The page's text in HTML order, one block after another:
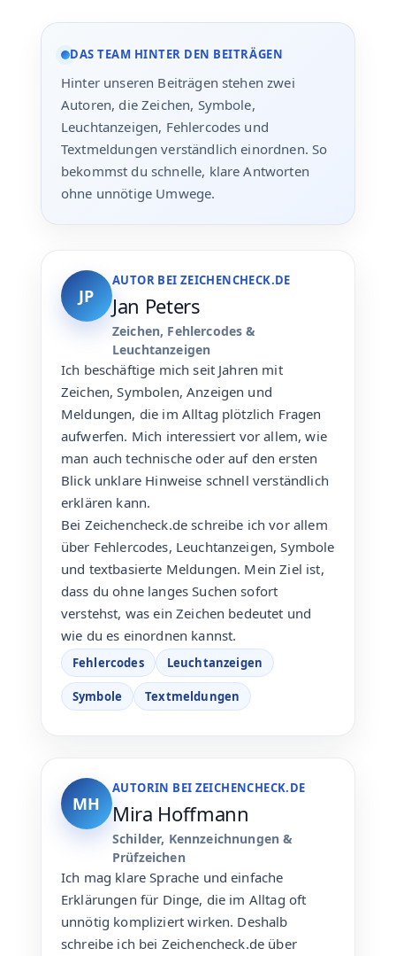
DAS TEAM HINTER DEN BEITRÄGEN
Hinter unseren Beiträgen stehen zwei
Autoren, die Zeichen, Symbole,
Leuchtanzeigen, Fehlercodes und
Textmeldungen verständlich einordnen. So
bekommst du schnelle, klare Antworten
ohne unnötige Umwege.
JP
AUTOR BEI ZEICHENCHECK.DE
Jan Peters
Zeichen, Fehlercodes &
Leuchtanzeigen
Ich beschäftige mich seit Jahren mit
Zeichen, Symbolen, Anzeigen und
Meldungen, die im Alltag plötzlich Fragen
aufwerfen. Mich interessiert vor allem, wie
man auch technische oder auf den ersten
Blick unklare Hinweise schnell verständlich
erklären kann.
Bei Zeichencheck.de schreibe ich vor allem
über Fehlercodes, Leuchtanzeigen, Symbole
und textbasierte Meldungen. Mein Ziel ist,
dass du ohne langes Suchen sofort
verstehst, was ein Zeichen bedeutet und
wie du es einordnen kannst.
Fehlercodes Leuchtanzeigen
Symbole Textmeldungen
MH
AUTORIN BEI ZEICHENCHECK.DE
Mira Hoffmann
Schilder, Kennzeichnungen &
Prüfzeichen
Ich mag klare Sprache und einfache
Erklärungen für Dinge, die im Alltag oft
unnötig kompliziert wirken. Deshalb
schreibe ich bei Zeichencheck.de über